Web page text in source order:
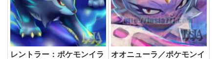
レントラー：ポケモンイラ
オオニューラ／ポケモンイ